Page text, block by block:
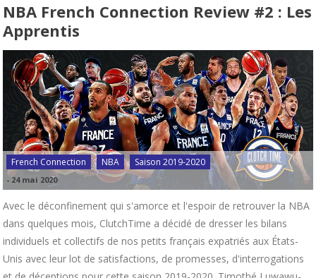
NBA French Connection Review #2 : Les
Apprentis
French Connection NBA Saison 2019-2020
- 24 mai 2020
Avec le déconfinement qui s'amorce et l'espoir de retrouver la NBA
dans quelques mois, ClutchTime a décidé de dresser les bilans
individuels et collectifs de nos petits français expatriés aux États-
Unis avec leur lot de satisfactions, de promesses, d'interrogations